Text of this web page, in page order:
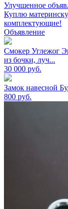
Улучшенное
Куплю
комплектующие!
Объявление
Смокер Углежог
из бочки, луч...
30 000 руб.
Замок навесной
800 руб.